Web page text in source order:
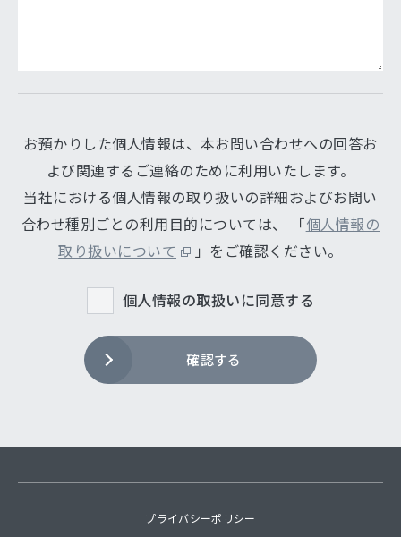
お預かりした個人情報は、本お問い合わせへの回答お
よび関連するご連絡のために利用いたします。
当社における個人情報の取り扱いの詳細およびお問い
合わせ種別ごとの利用目的については、
「個人情報の
取り扱いについて
」をご確認ください。
個人情報の取扱いに同意する
確認する
プライバシーポリシー